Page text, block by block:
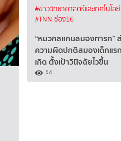
#ข่าววิทยาศาสตร์และเทคโนโลยี
#TNN ช่อง16
“หมวกสแกนสมองทารก”
ความผิดปกติสมองเด็กแรก
เกิด ตั้งเป้าวินิจฉัยไวขึ้น
54